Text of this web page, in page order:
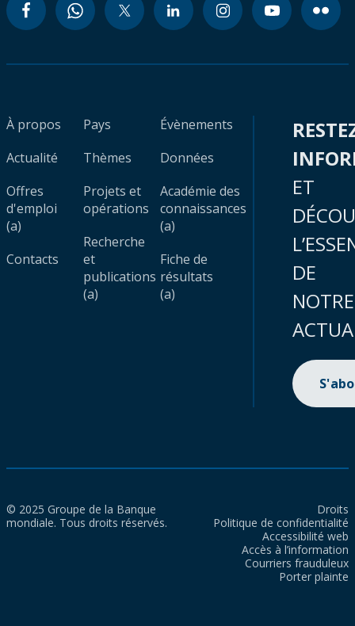
À propos
Actualité
Offres
d'emploi
(a)
Contacts
Pays
Thèmes
Projets et
opérations
Recherche
et
publications
(a)
Évènements
Données
Académie des
connaissances
(a)
Fiche de
résultats
(a)
ET
DE
NOTRE
© 2025 Groupe de la Banque
mondiale. Tous droits réservés.
Droits
Politique de confidentialité
Accessibilité web
Accès à l’information
Courriers frauduleux
Porter plainte